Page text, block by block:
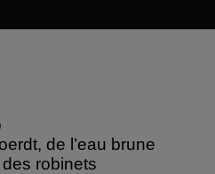
de l’eau brune
robinets